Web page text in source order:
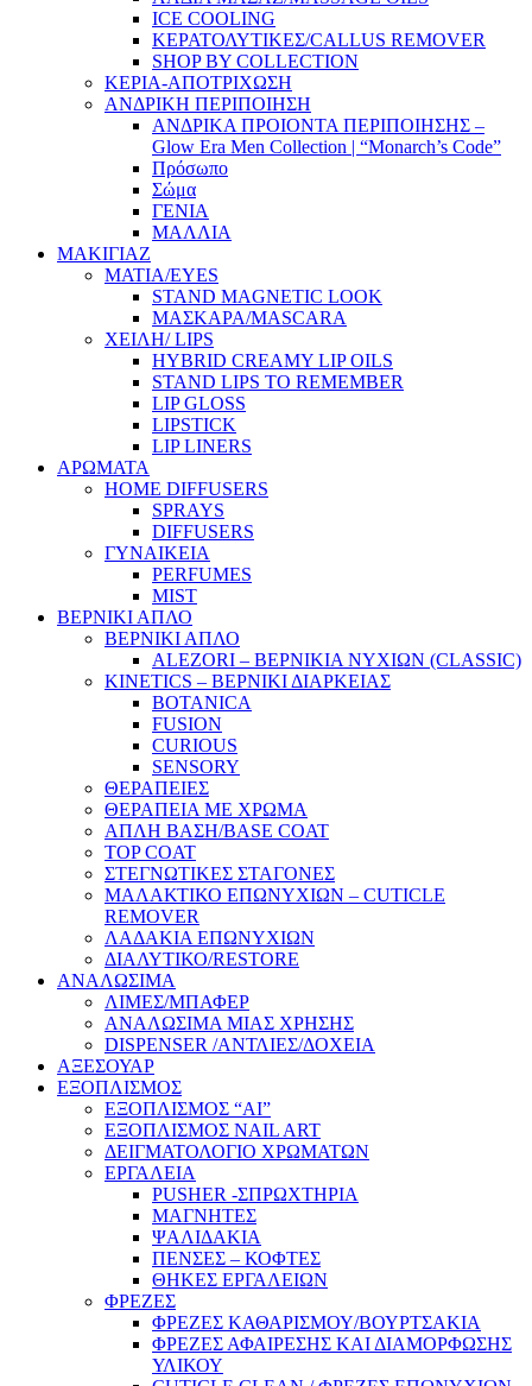
ICE COOLING
ΚΕΡΑΤΟΛΥΤΙΚΕΣ/CALLUS REMOVER
SHOP BY COLLECTION
ΚΕΡΙΑ-ΑΠΟΤΡΙΧΩΣΗ
ΑΝΔΡΙΚΗ ΠΕΡΙΠΟΙΗΣΗ
ΑΝΔΡΙΚΑ ΠΡΟΙΟΝΤΑ ΠΕΡΙΠΟΙΗΣΗΣ –
Glow Era Men Collection | “Monarch’s Code”
Πρόσωπο
Σώμα
ΓΕΝΙΑ
ΜΑΛΛΙΑ
ΜΑΚΙΓΙΑΖ
ΜΑΤΙΑ/EYES
STAND MAGNETIC LOOK
ΜΑΣΚΑΡΑ/MASCARA
ΧΕΙΛΗ/ LIPS
HYBRID CREAMY LIP OILS
STAND LIPS TO REMEMBER
LIP GLOSS
LIPSTICK
LIP LINERS
ΑΡΩΜΑΤΑ
HOME DIFFUSERS
SPRAYS
DIFFUSERS
ΓΥΝΑΙΚΕΙΑ
PERFUMES
MIST
ΒΕΡΝΙΚΙ ΑΠΛΟ
ΒΕΡΝΙΚΙ ΑΠΛΟ
ALEZORI – ΒΕΡΝΙΚΙΑ ΝΥΧΙΩΝ (CLASSIC)
KINETICS – ΒΕΡΝΙΚΙ ΔΙΑΡΚΕΙΑΣ
BOTANICA
FUSION
CURIOUS
SENSORY
ΘΕΡΑΠΕΙΕΣ
ΘΕΡΑΠΕΙΑ ΜΕ ΧΡΩΜΑ
ΑΠΛΗ ΒΑΣΗ/BASE COAT
TOP COAT
ΣΤΕΓΝΩΤΙΚΕΣ ΣΤΑΓΟΝΕΣ
ΜΑΛΑΚΤΙΚΟ ΕΠΩΝΥΧΙΩΝ – CUTICLE
REMOVER
ΛΑΔΑΚΙΑ ΕΠΩΝΥΧΙΩΝ
ΔΙΑΛΥΤΙΚΟ/RESTORE
ΑΝΑΛΩΣΙΜΑ
ΛΙΜΕΣ/ΜΠΑΦΕΡ
ΑΝΑΛΩΣΙΜΑ ΜΙΑΣ ΧΡΗΣΗΣ
DISPENSER /ΑΝΤΛΙΕΣ/ΔΟΧΕΙΑ
ΑΞΕΣΟΥΑΡ
ΕΞΟΠΛΙΣΜΟΣ
ΕΞΟΠΛΙΣΜΟΣ “AI”
ΕΞΟΠΛΙΣΜΟΣ NAIL ART
ΔΕΙΓΜΑΤΟΛΟΓΙΟ ΧΡΩΜΑΤΩΝ
ΕΡΓΑΛΕΙΑ
PUSHER -ΣΠΡΩΧΤΗΡΙΑ
ΜΑΓΝΗΤΕΣ
ΨΑΛΙΔΑΚΙΑ
ΠΕΝΣΕΣ – ΚΟΦΤΕΣ
ΘΗΚΕΣ ΕΡΓΑΛΕΙΩΝ
ΦΡΕΖΕΣ
ΦΡΕΖΕΣ ΚΑΘΑΡΙΣΜΟΥ/ΒΟΥΡΤΣΑΚΙΑ
ΦΡΕΖΕΣ ΑΦΑΙΡΕΣΗΣ ΚΑΙ ΔΙΑΜΟΡΦΩΣΗΣ
ΥΛΙΚΟΥ